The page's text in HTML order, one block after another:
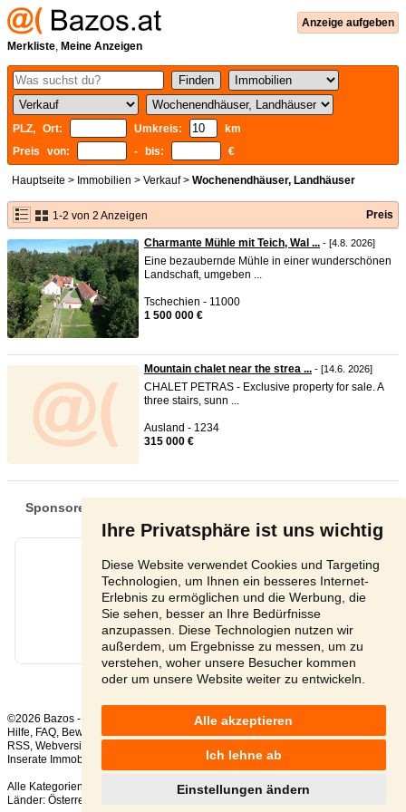
Ihre Privatsphäre ist uns wichtig
Diese Website verwendet Cookies und Targeting
Technologien, um Ihnen ein besseres Internet-
Erlebnis zu ermöglichen und die Werbung, die
Sie sehen, besser an Ihre Bedürfnisse
anzupassen. Diese Technologien nutzen wir
außerdem, um Ergebnisse zu messen, um zu
verstehen, woher unsere Besucher kommen
oder um unsere Website weiter zu entwickeln.
Alle akzeptieren
Ich lehne ab
Einstellungen ändern
Anzeige aufgeben
Merkliste, Meine Anzeigen
PLZ, Ort: Umkreis:
km
Preis von:
- bis: €
Hauptseite > Immobilien > Verkauf> Wochenendhäuser, Landhäuser
1-2 von 2 Anzeigen Preis
Charmante Mühle mit Teich, Wal ... - [4.8. 2026]
Eine bezaubernde Mühle in einer wunderschönen
Landschaft, umgeben ...
Tschechien - 11000
1 500 000 €
Mountain chalet near the strea ... - [14.6. 2026]
CHALET PETRAS - Exclusive property for sale. A
three stairs, sunn ...
Ausland - 1234
315 000 €
©2026 Bazos -
Kleinanzeigen, Bazar Wochenendhäuser, Landhäuser
Hilfe, FAQ, Bewertung Datenschutzerklärung
RSS,
Inserate Immobilien gesamt:
, in 24 Stunden:1
Alle Kategorien
Länder: Österreich Polen